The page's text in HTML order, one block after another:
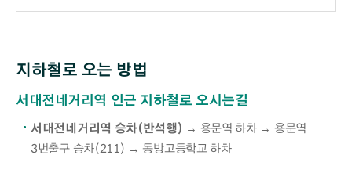
지하철로 오는 방법
서대전네거리역 인근 지하철로 오시는길
서대전네거리역 승차(반석행) → 용문역 하차 → 용문역
3번출구 승차(211) → 동방고등학교 하차